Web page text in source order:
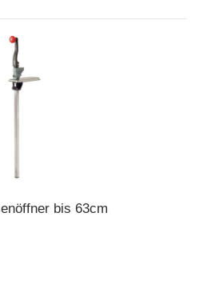
bis 63cm